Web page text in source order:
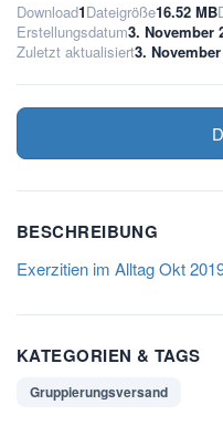
Download1Dateigröße16.52 MB
Erstellungsdatum3. November
Zuletzt aktualisiert3.
BESCHREIBUNG
Exerzitien im Alltag Okt
KATEGORIEN & TAGS
Gruppierungsversand